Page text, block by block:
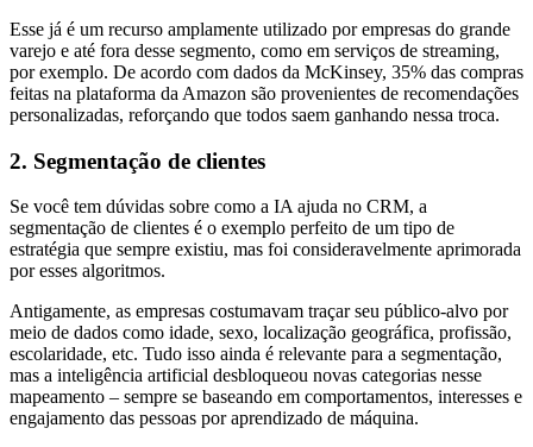
Esse já é um recurso amplamente utilizado por empresas do grande
varejo e até fora desse segmento, como em serviços de streaming,
por exemplo. De acordo com dados da McKinsey, 35% das compras
feitas na plataforma da Amazon são provenientes de recomendações
personalizadas, reforçando que todos saem ganhando nessa troca.
2. Segmentação de clientes
Se você tem dúvidas sobre como a IA ajuda no CRM, a
segmentação de clientes é o exemplo perfeito de um tipo de
estratégia que sempre existiu, mas foi consideravelmente aprimorada
por esses algoritmos.
Antigamente, as empresas costumavam traçar seu público-alvo por
meio de dados como idade, sexo, localização geográfica, profissão,
escolaridade, etc. Tudo isso ainda é relevante para a segmentação,
mas a inteligência artificial desbloqueou novas categorias nesse
mapeamento – sempre se baseando em comportamentos, interesses e
engajamento das pessoas por aprendizado de máquina.